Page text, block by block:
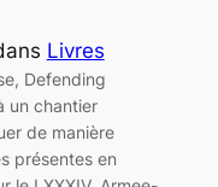
Livres
Defending
un chantier
de manière
présentes en